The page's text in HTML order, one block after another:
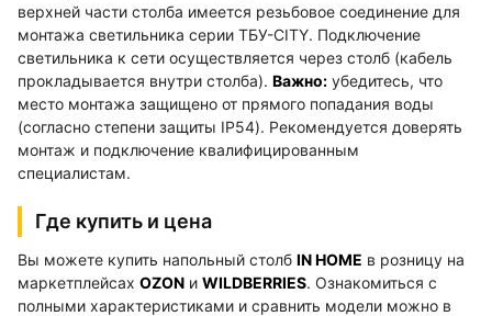
верхней части столба имеется резьбовое соединение для
монтажа светильника серии ТБУ-CITY. Подключение
светильника к сети осуществляется через столб (кабель
прокладывается внутри столба). Важно: убедитесь, что
место монтажа защищено от прямого попадания воды
(согласно степени защиты IP54). Рекомендуется доверять
монтаж и подключение квалифицированным
специалистам.
Где купить и цена
Вы можете купить напольный столб IN HOME в розницу на
маркетплейсах OZON и WILDBERRIES. Ознакомиться с
полными характеристиками и сравнить модели можно в